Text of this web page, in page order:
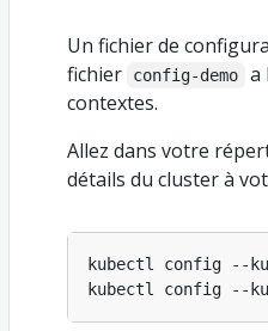
Un fichier de
fichier
config-demo
a
contextes.
Allez dans votre
détails du cluster à
kubectl config --
kubectl config --